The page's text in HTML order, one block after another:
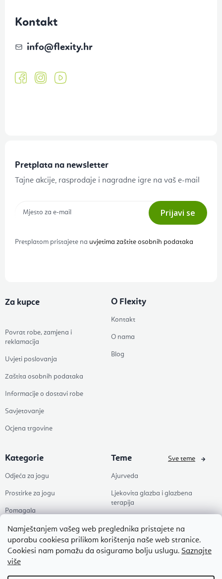
Namještanjem vašeg web preglednika pristajete na
uporabu cookiesa prilikom korištenja naše web stranice.
Cookiesi nam pomažu da osiguramo bolju uslugu. Saznajte
više
Kontakt
info@flexity.hr
Pretplata na newsletter
Tajne akcije, rasprodaje i nagradne igre na vaš e-mail
Prijavi se
Pretplatom pristajete na uvjetima zaštite osobnih podataka
Za kupce
Povrat robe, zamjena i
reklamacija
Uvjeti poslovanja
Zaštita osobnih podataka
Informacije o dostavi robe
Savjetovanje
Ocjena trgovine
O Flexity
Kontakt
O nama
Blog
Kategorie
Odjeća za jogu
Prostirke za jogu
Pomagala
Zdravlje
Dodaci
Popusti
Teme
Ajurveda
Ljekovita glazba i glazbena
terapija
Pilates
Zen
Sve teme